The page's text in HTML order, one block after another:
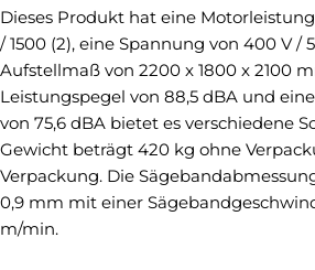
Dieses Produkt hat eine Motorleistung
/ 1500 (2), eine Spannung von 400 V /
Aufstellmaß von 2200 x 1800 x 2100
Leistungspegel von 88,5 dBA und
von 75,6 dBA bietet es verschiedene
Gewicht beträgt 420 kg ohne
Verpackung. Die
0,9 mm mit einer
m/min.